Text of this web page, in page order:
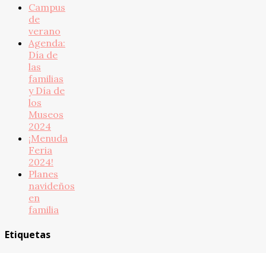
Campus
de
verano
Agenda:
Día de
las
familias
y Día de
los
Museos
2024
¡Menuda
Feria
2024!
Planes
navideños
en
familia
Etiquetas